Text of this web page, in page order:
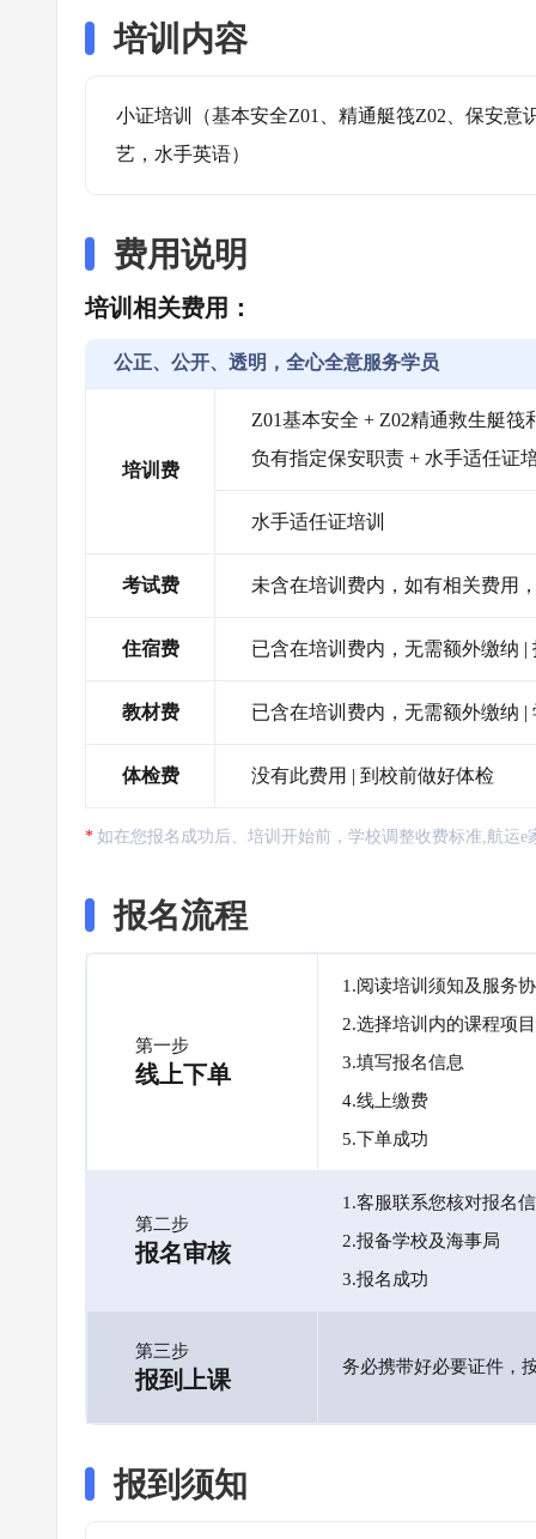
培训内容
小证培训（基本安全Z01、精通艇筏Z02、保安
艺，水手英语）
费用说明
培训相关费用：
公正、公开、透明，全心全意服务学员
培训费
Z01基本安全 + Z02精通救生艇筏
负有指定保安职责 + 水手适任证
水手适任证培训
考试费 未含在培训费内，如有相关费用
住宿费 已含在培训费内，无需额外缴纳
教材费 已含在培训费内，无需额外缴纳
体检费 没有此费用 | 到校前做好体检
如在您报名成功后、培训开始前，学校调整收费标准,航运
报名流程
第一步
线上下单
1.阅读培训须知及服务
2.选择培训内的课程项目
3.填写报名信息
4.线上缴费
5.下单成功
第二步
报名审核
1.客服联系您核对报名
2.报备学校及海事局
3.报名成功
第三步
报到上课 务必携带好必要证件，
报到须知